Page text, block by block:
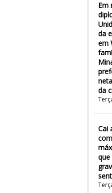
Em
da
em
da
Cai